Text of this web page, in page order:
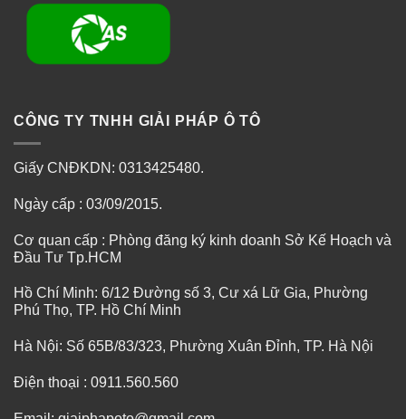
CÔNG TY TNHH GIẢI PHÁP Ô TÔ
Giấy CNĐKDN: 0313425480.
Ngày cấp : 03/09/2015.
Cơ quan cấp : Phòng đăng ký kinh doanh Sở Kế Hoạch và
Đầu Tư Tp.HCM
Hồ Chí Minh: 6/12 Đường số 3, Cư xá Lữ Gia, Phường
Phú Thọ, TP. Hồ Chí Minh
Hà Nội: Số 65B/83/323, Phường Xuân Đỉnh, TP. Hà Nội
Điện thoại : 0911.560.560